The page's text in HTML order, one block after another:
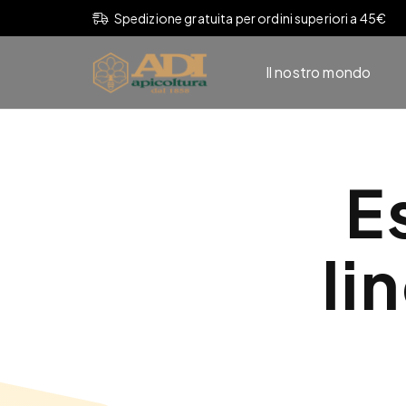
Spedizione gratuita per ordini superiori a 45€
Il nostro mondo